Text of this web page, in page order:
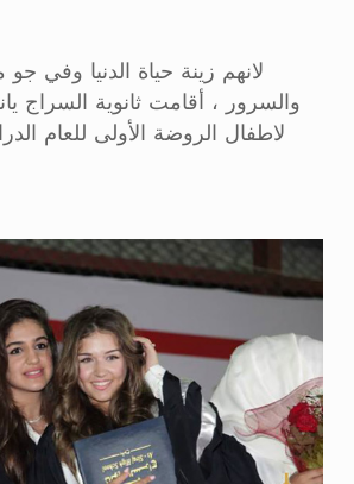
لانهم زينة حياة الدنيا وفي
والسرور ، أقامت ثانوية السراج